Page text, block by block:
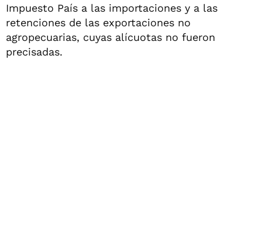
Impuesto País a las importaciones y a las
retenciones de las exportaciones no
agropecuarias, cuyas alícuotas no fueron
precisadas.